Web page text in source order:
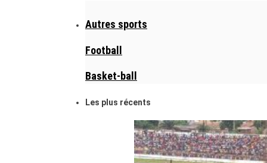
Autres sports
Football
Basket-ball
Les plus récents